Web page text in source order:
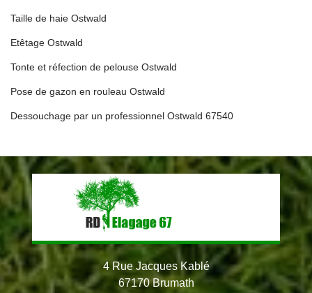
Taille de haie Ostwald
Etêtage Ostwald
Tonte et réfection de pelouse Ostwald
Pose de gazon en rouleau Ostwald
Dessouchage par un professionnel Ostwald 67540
4 Rue Jacques Kablé
67170 Brumath